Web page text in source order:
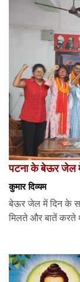
पटना के बेऊर जेल
कुमार दिव्यम
बेऊर जेल में दिन के
मिलते और बातें